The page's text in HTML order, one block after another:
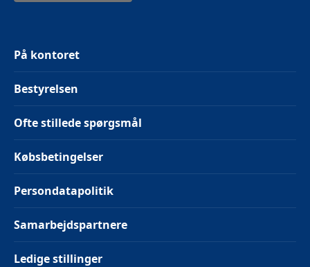
På kontoret
Bestyrelsen
Ofte stillede spørgsmål
Købsbetingelser
Persondatapolitik
Samarbejdspartnere
Ledige stillinger